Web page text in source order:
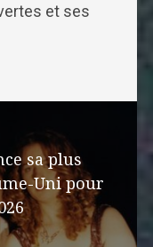
et ses
sa plus
Uni pour